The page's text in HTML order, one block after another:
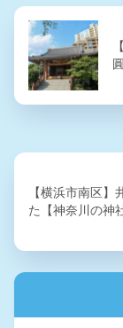
【横浜市南区】
た【神奈川の神